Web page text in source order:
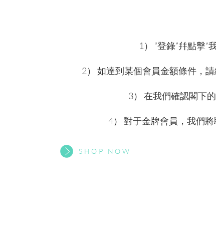
1） “登錄”幷點擊“
2） 如達到某個會員金額條件，
3） 在我們確認閣下
4） 對于金牌會員，我們
SHOP NOW